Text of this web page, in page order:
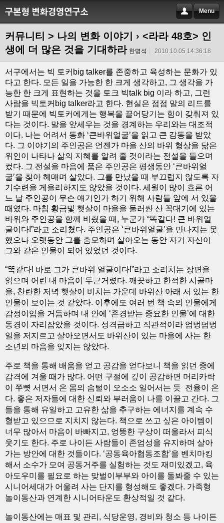
Menu
커뮤니티 > 나의 변화 이야기
› <라라 48호> 인
생에 더 많은 것을 기대하라 한명석 2010.10.05 14:36:18
서구에서는 빅 토커big talker를 존중하고 육성하는 문화가 있
다고 한다. 모든 일을 가능한 한 크게 생각하고, 그 생각을 가
능한 한 크게 표현하는 것을 토크 빅talk big 이라 하고, 그런
사람을 빅토커big talker라고 한다. 현실은 점점 말의 리드를
받기 때문에 빅토커에게는 행복을 끌어당기는 힘이 갖춰져 있
다는 것이다. 말을 앞세우는 것을 경계하는 우리와는 대조적
이다. 나는 어려서 동화 ‘큰바위얼굴’을 읽고 큰 감동을 받았
다. 그 이야기의 주인공은 언젠가 마을 산의 바위 형상을 닮은
위인이 나타나 삶의 지혜를 알려 줄 것이라는 전설을 들으며
컸다. 그 전설을 마음에 품은 주인공은 평생동안 ‘큰바위얼
굴’을 찾아 헤매며 살았다. 그를 만났을 때 부끄럽지 않도록 자
기수련을 게을리하지도 않았을 것이다. 세월이 많이 흐른 어
느 날 주인공이 무슨 얘기인가 하기 위해 사람들 앞에 서 있을
때였다. 마침 황금빛 햇살이 마을을 둘러싼 산 꼭대기에 있는
바위와 주인공을 함께 비췄을 때, 누군가 “똑같다! 큰 바위얼
굴이다!”라고 소리쳤다. 주인공은 ‘큰바위얼굴’을 만나지는 못
했으나 오랫동안 그를 흠모하며 살아오는 동안 자기 자신이
그와 같은 인물이 되어 있었던 것이다.
“똑같다! 바로 그가 큰바위 얼굴이다!”라고 소리치는 장면을
읽으며 어린 내 마음이 두근거렸다. 깨끗하고 한적한 시골마
을, 찬란한 저녁 햇살이 비치는 가운데 바위산 아래 서 있는 한
인물이 보이는 것 같았다. 이후에도 여러 번 책 속의 인물에게
감정이입을 거듭하며 내 안에 ‘존경받는 중요한 인물’에 대한
동경이 자리잡았을 것이다. 성격급하고 직관적이라 엄벙덤벙
일을 저지르고 살아오면서도 바위산이 있는 마을에 사는 한
소년의 마음을 잊지는 않았다.
주로 책을 통해 배움을 얻고 공감을 얻다보니 책을 읽던 중에
감격에 겨울 때가 많다. 어떤 구절에 깊이 공감하면 머리카락
이 쭈뼛 서면서 온 몸의 솜털이 오소소 일어서는 듯 전율이 온
다. 좋은 저자들에 대한 신뢰와 부러움이 나를 이끌고 간다. 그
들을 통해 유일하고 고유한 삶을 추구하는 에너지를 계속 수
혈받고 있으므로 지치지 않는다. 책으로 쓰고 싶은 아이템이
너무 많아서 마음이 바빠지고, 엉뚱한 구상이 떠올라서 피식
웃기도 한다. 주로 나이든 사람들이 존엄성을 유지하며 살아
가는 방안에 대한 것들이다. ‘공동육아협동조합’을 벤치마킹
해서 소수가 모여 공동거주를 실험하는 것도 재미있겠고, 육
아도우미를 필요로 하는 맞벌이부부와 아이를 돌봐줄 수 있는
시니어세대가 어울려 사는 단지를 형성해도 좋겠다. 가족형
놀이동산과 연계한 시니어타운도 환상적일 것 같다.
놀이동산에는 매표 및 관리, 식당운영, 경비와 청소 등 나이든